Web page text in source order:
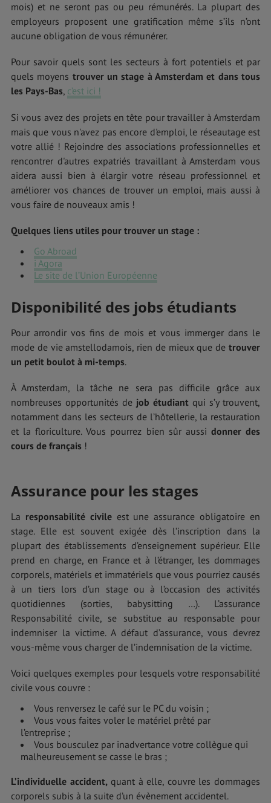
mois) et ne seront pas ou peu rémunérés. La plupart des
employeurs proposent une gratification même s’ils n’ont
aucune obligation de vous rémunérer.
Pour savoir quels sont les secteurs à fort potentiels et par
quels moyens trouver un stage à Amsterdam et dans tous
les Pays-Bas, c’est ici !
Si vous avez des projets en tête pour travailler à Amsterdam
mais que vous n'avez pas encore d'emploi, le réseautage est
votre allié ! Rejoindre des associations professionnelles et
rencontrer d'autres expatriés travaillant à Amsterdam vous
aidera aussi bien à élargir votre réseau professionnel et
améliorer vos chances de trouver un emploi, mais aussi à
vous faire de nouveaux amis !
Quelques liens utiles pour trouver un stage :
Go Abroad
i Agora
Le site de l’Union Européenne
Disponibilité des jobs étudiants
Pour arrondir vos fins de mois et vous immerger dans le
mode de vie amstellodamois, rien de mieux que de trouver
un petit boulot à mi-temps.
À Amsterdam, la tâche ne sera pas difficile grâce aux
nombreuses opportunités de job étudiant qui s’y trouvent,
notamment dans les secteurs de l’hôtellerie, la restauration
et la floriculture. Vous pourrez bien sûr aussi donner des
cours de français !
Assurance pour les stages
La responsabilité civileest une assurance obligatoire en
stage. Elle est souvent exigée dès l’inscription dans la
plupart des établissements d’enseignement supérieur. Elle
prend en charge, en France et à l’étranger, les dommages
corporels, matériels et immatériels que vous pourriez causés
à un tiers lors d’un stage ou à l’occasion des activités
quotidiennes (sorties, babysitting …). L’assurance
Responsabilité civile, se substitue au responsable pour
indemniser la victime. A défaut d’assurance, vous devrez
vous-même vous charger de l’indemnisation de la victime.
Voici quelques exemples pour lesquels votre responsabilité
civile vous couvre :
Vous renversez le café sur le PC du voisin ;
Vous vous faites voler le matériel prêté par
l’entreprise ;
Vous bousculez par inadvertance votre collègue qui
malheureusement se casse le bras ;
L’individuelle accident,quant à elle, couvre les dommages
corporels subis à la suite d’un évènement accidentel.